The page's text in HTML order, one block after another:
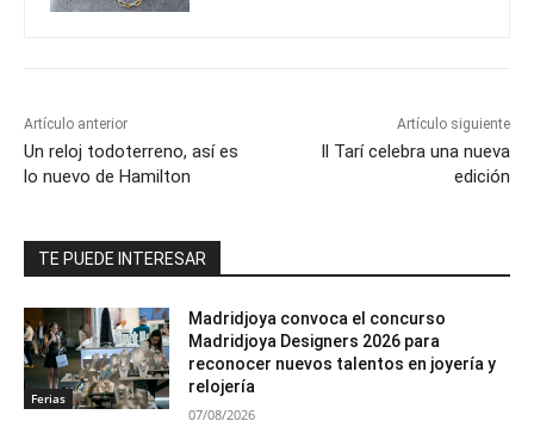
Artículo anterior
Un reloj todoterreno, así es
lo nuevo de Hamilton
Artículo siguiente
Il Tarí celebra una nueva
edición
TE PUEDE INTERESAR
Ferias
Madridjoya convoca el concurso
Madridjoya Designers 2026 para
reconocer nuevos talentos en joyería y
relojería
07/08/2026